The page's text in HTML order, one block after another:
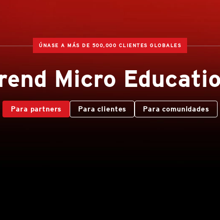
ÚNASE A MÁS DE 500,000 CLIENTES GLOBALES
Micro
Para partners Para clientes Para comunidades